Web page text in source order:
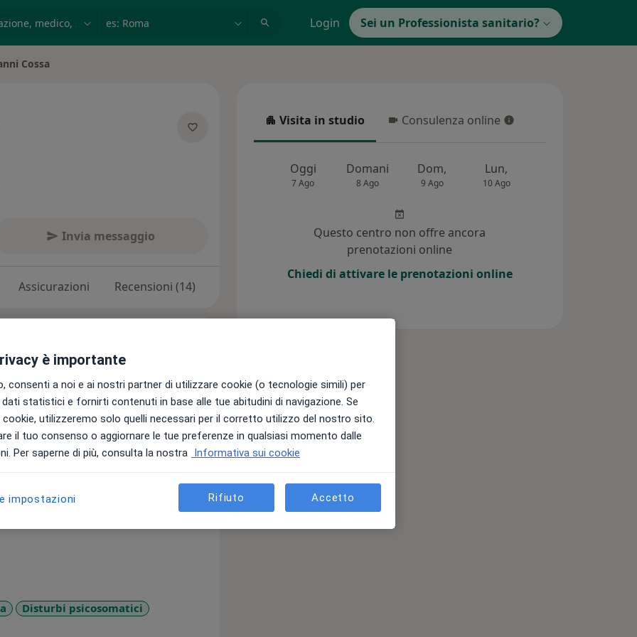
Login Sei un Professionista sanitario?
Cossa
Invia messaggio
Assicurazioni Recensioni (14)
ai principi della
Ferro, Civitarese) e della
due assunti che ritengo
b) l’importanza della relazione
risonanza, sono assolutamente
di ascolto e di risoluzione
tal modo l’analizzando può
ed evolvere, fino a diventare più
proprie verità interiori.
persone oggi ricercano una
e i sintomi di una sofferenza acuta
“esistenziali” relativi al senso, allo
di creare uno spazio di
soggettività mutualmente risonanti
Disturbi psicosomatici
Visita in studio
Visita in studio Consulenza online
Consulenza online
Oggi
7 Ago
Domani
8 Ago
Dom,
9 Ago
Lun,
10 Ago
Questo centro non offre ancora
prenotazioni online
Chiedi di attivare le prenotazioni online
è importante
consenti a noi e ai nostri partner di utilizzare cookie (o tecnologie simili) per
statistici e fornirti contenuti in base alle tue abitudini di navigazione. Se
utilizzeremo solo quelli necessari per il corretto utilizzo del nostro sito.
il tuo consenso o aggiornare le tue preferenze in qualsiasi momento dalle
Per saperne di più, consulta la nostra Informativa sui cookie
impostazioni Rifiuto Accetto